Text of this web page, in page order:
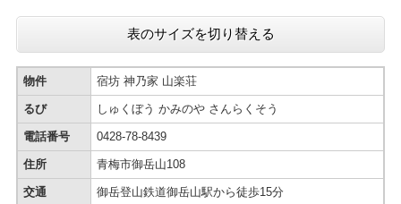
表のサイズを切り替える
物件 宿坊 神乃家 山楽荘
るび しゅくぼう かみのや さんらくそう
電話番号 0428-78-8439
住所 青梅市御岳山108
交通 御岳登山鉄道御岳山駅から徒歩15分